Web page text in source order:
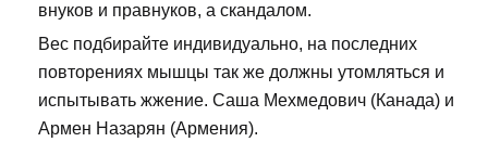
внуков и правнуков, а скандалом.
Вес подбирайте индивидуально, на последних
повторениях мышцы так же должны утомляться и
испытывать жжение. Саша Мехмедович (Канада) и
Армен Назарян (Армения).